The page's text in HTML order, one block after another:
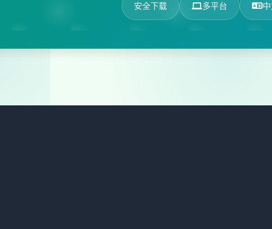
安全下载 多平台